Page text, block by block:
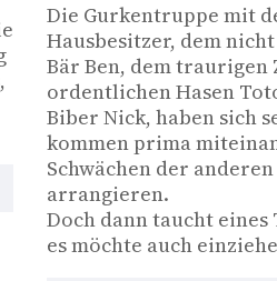
Die Gurkentruppe mit
Hausbesitzer, dem
Bär Ben, dem traurigen
ordentlichen Hasen
Biber Nick, haben sich
kommen prima
Schwächen der
arrangieren.
Doch dann taucht eines
es möchte auch